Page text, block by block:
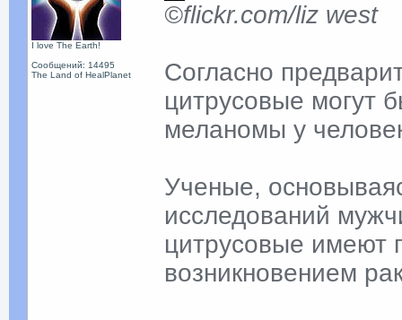
I love The Earth!
Сообщений: 14495
The Land of HealPlanet
©flickr.com/liz west
Согласно
цитрусовые могут
меланомы у
Ученые,
исследований
цитрусовые имеют
возникновением